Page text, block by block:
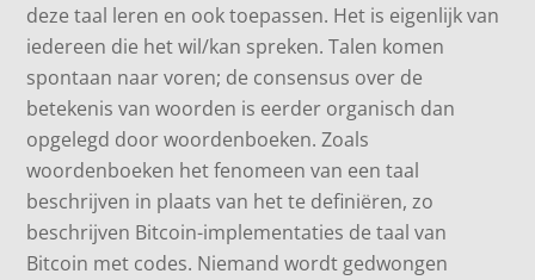
deze taal leren en ook toepassen. Het is eigenlijk van
iedereen die het wil/kan spreken. Talen komen
spontaan naar voren; de consensus over de
betekenis van woorden is eerder organisch dan
opgelegd door woordenboeken. Zoals
woordenboeken het fenomeen van een taal
beschrijven in plaats van het te definiëren, zo
beschrijven Bitcoin-implementaties de taal van
Bitcoin met codes. Niemand wordt gedwongen